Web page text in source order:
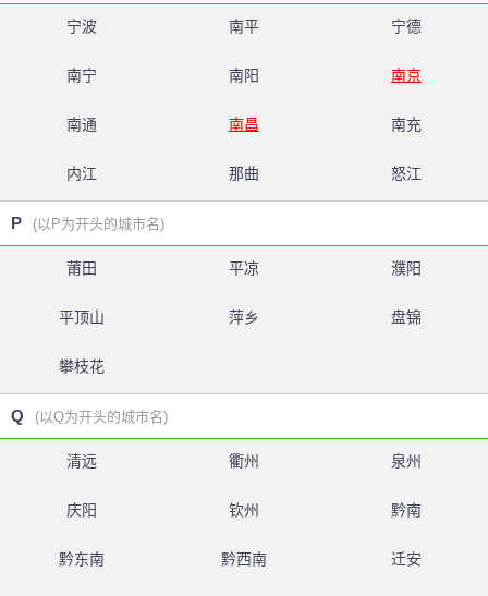
宁波 南平 宁德
南宁 南阳 南京
南通 南昌 南充
内江 那曲 怒江
P (以P为开头的城市名)
莆田 平凉 濮阳
平顶山 萍乡 盘锦
攀枝花
Q (以Q为开头的城市名)
清远 衢州 泉州
庆阳 钦州 黔南
黔东南 黔西南 迁安